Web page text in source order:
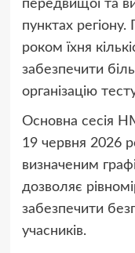
передвищої та
пунктах
роком їхня
забезпечити
організацію
Основна сесія
19 червня 2026
визначеним
дозволяє
забезпечити
учасників.